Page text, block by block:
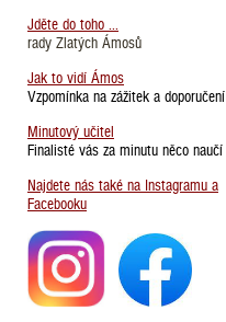
Jděte do toho ...
rady Zlatých Ámosů
Jak to vidí Ámos
Vzpomínka na zážitek a doporučení
Minutový učitel
Finalisté vás za minutu něco naučí
Najdete nás také na Instagramu a
Facebooku